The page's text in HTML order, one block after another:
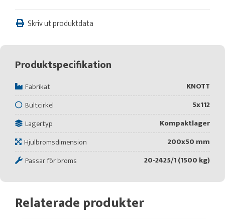
Skriv ut produktdata
Produktspecifikation
Fabrikat
KNOTT
Bultcirkel
5x112
Lagertyp
Kompaktlager
Hjulbromsdimension
200x50 mm
Passar för broms
20-2425/1 (1500 kg)
Relaterade produkter